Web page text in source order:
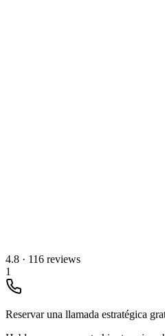
4.8 · 116 reviews
1
Reservar una llamada estratégica